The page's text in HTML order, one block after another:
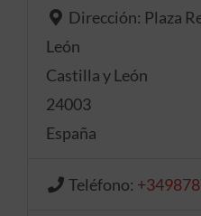
Dirección: Plaza
León
Castilla y León
24003
España
Teléfono: